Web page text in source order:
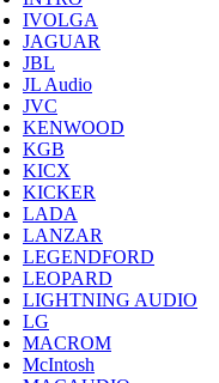
IVOLGA
JAGUAR
JBL
JL Audio
JVC
KENWOOD
KGB
KICX
KICKER
LADA
LANZAR
LEGENDFORD
LEOPARD
LIGHTNING AUDIO
LG
MACROM
McIntosh